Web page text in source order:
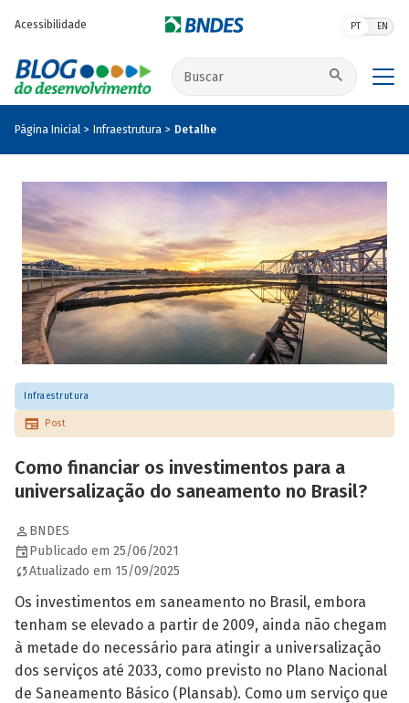
Acessibilidade PT EN
Buscar no site
Página Inicial Infraestrutura Detalhe
Infraestrutura
Post
Como financiar os investimentos para a
universalização do saneamento no Brasil?
BNDES
Publicado em 25/06/2021
Atualizado em 15/09/2025
Os investimentos em saneamento no Brasil, embora
tenham se elevado a partir de 2009, ainda não chegam
à metade do necessário para atingir a universalização
dos serviços até 2033, como previsto no Plano Nacional
de Saneamento Básico (Plansab). Como um serviço que